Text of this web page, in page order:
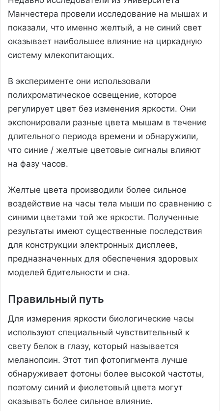
Манчестера провели исследование на мышах и
показали, что именно желтый, а не синий свет
оказывает наибольшее влияние на циркадную
систему млекопитающих.
В эксперименте они использовали
полихроматическое освещение, которое
регулирует цвет без изменения яркости. Они
экспонировали разные цвета мышам в течение
длительного периода времени и обнаружили,
что синие / желтые цветовые сигналы влияют
на фазу часов.
Желтые цвета производили более сильное
воздействие на часы тела мыши по сравнению с
синими цветами той же яркости. Полученные
результаты имеют существенные последствия
для конструкции электронных дисплеев,
предназначенных для обеспечения здоровых
моделей бдительности и сна.
Правильный путь
Для измерения яркости биологические часы
используют специальный чувствительный к
свету белок в глазу, который называется
меланопсин. Этот тип фотопигмента лучше
обнаруживает фотоны более высокой частоты,
поэтому синий и фиолетовый цвета могут
оказывать более сильное влияние.